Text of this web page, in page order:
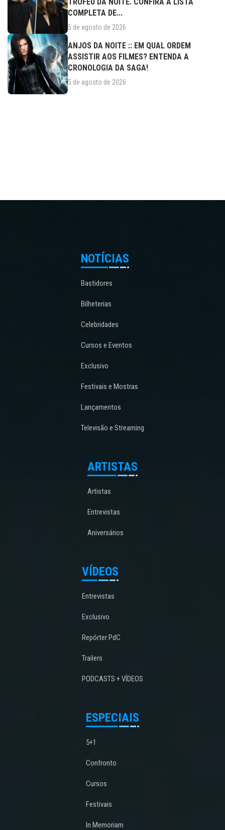
COMPLETA DE...
5 de agosto de 2026
ANJOS DA NOITE :: EM QUAL ORDEM
ASSISTIR AOS FILMES? ENTENDA A
CRONOLOGIA DA SAGA!
5 de agosto de 2026
NOTÍCIAS
Bastidores
Bilheterias
Celebridades
Cursos e Eventos
Exclusivo
Festivais e Mostras
Lançamentos
Televisão e Streaming
ARTISTAS
Artistas
Entrevistas
Aniversários
VÍDEOS
Entrevistas
Exclusivo
Repórter PdC
Trailers
PODCASTS + VÍDEOS
ESPECIAIS
5+1
Confronto
Cursos
Festivais
In Memoriam